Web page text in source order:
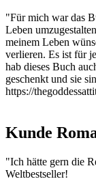
"Für mich war das
Leben
meinem Leben
verlieren. Es ist für
hab dieses Buch
geschenkt und sie
https://
Kunde
"Ich hätte gern die
Weltbestseller!